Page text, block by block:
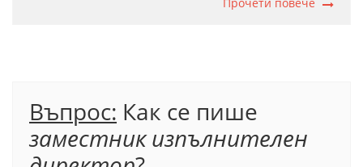
Въпрос: Как се пише
заместник изпълнителен